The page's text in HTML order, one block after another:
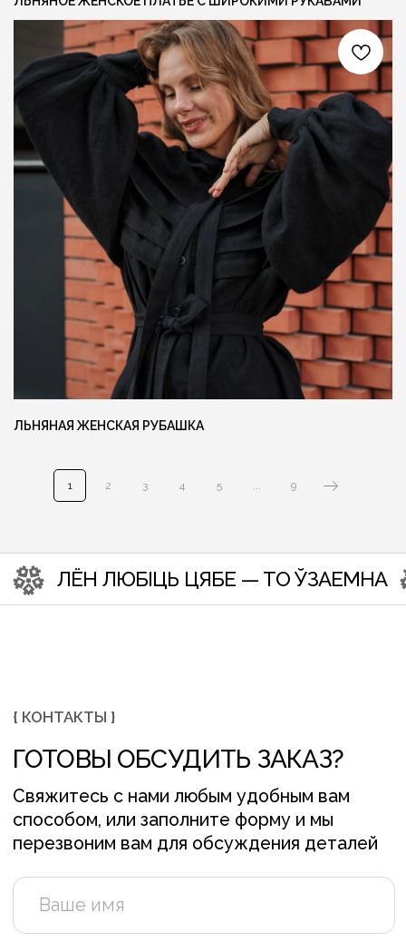
ЛЬНЯНАЯ ЖЕНСКАЯ РУБАШКА
1 2 3 4 5 9
@MANUFAKTURA_FLAXECO
Ещё больше готовых изделий вы
можете найти в нашем instagram